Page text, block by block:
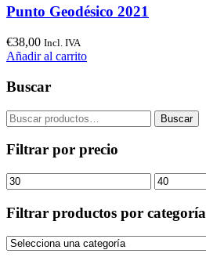
Punto Geodésico 2021
€38,00 Incl. IVA
Añadir al carrito
Buscar
Buscar
por:
Buscar
Filtrar por precio
Precio
mínimo
Precio
máximo
Filtrar productos por categoría